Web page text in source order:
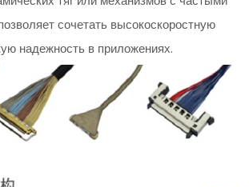
сочетать высокоскоростную
надежность в приложениях.